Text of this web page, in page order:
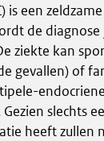
is een
de
ziekte kan
gevallen) of
slechts
heeft zullen